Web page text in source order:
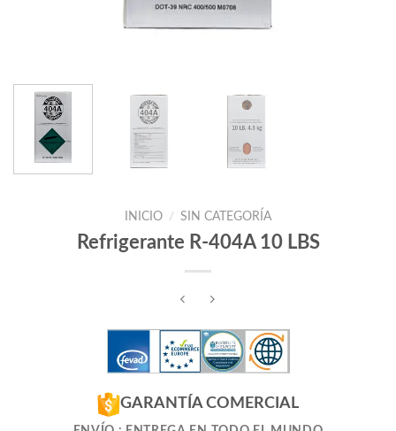
INICIO / SIN CATEGORÍA
Refrigerante R-404A 10 LBS
GARANTÍA COMERCIAL